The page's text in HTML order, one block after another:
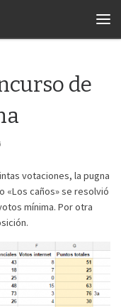
de
votaciones, la pugna
«Los caños» se resolvió
mínima. Por otra